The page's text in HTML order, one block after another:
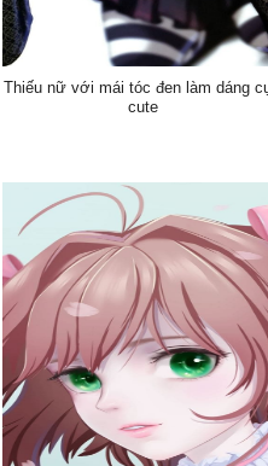
Thiếu nữ với mái tóc đen làm dáng
cute